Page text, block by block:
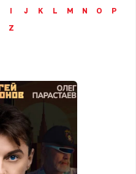
I J K L M N O
P
Z